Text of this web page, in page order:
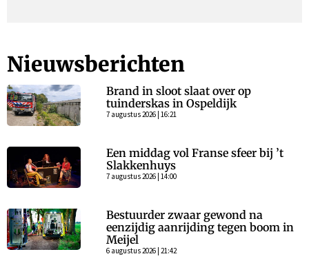
Nieuwsberichten
Brand in sloot slaat over op
tuinderskas in Ospeldijk
7 augustus 2026 | 16:21
Een middag vol Franse sfeer bij ’t
Slakkenhuys
7 augustus 2026 | 14:00
Bestuurder zwaar gewond na
eenzijdig aanrijding tegen boom in
Meijel
6 augustus 2026 | 21:42